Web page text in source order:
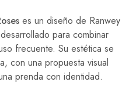
es un diseño de Ranwey
para combinar
frecuente. Su estética se
con una propuesta visual
prenda con identidad.